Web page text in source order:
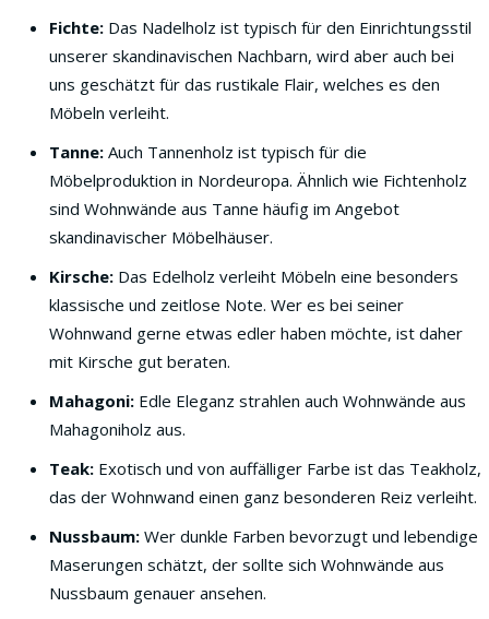
Fichte: Das Nadelholz ist typisch für den Einrichtungsstil
unserer skandinavischen Nachbarn, wird aber auch bei
uns geschätzt für das rustikale Flair, welches es den
Möbeln verleiht.
Tanne: Auch Tannenholz ist typisch für die
Möbelproduktion in Nordeuropa. Ähnlich wie Fichtenholz
sind Wohnwände aus Tanne häufig im Angebot
skandinavischer Möbelhäuser.
Kirsche: Das Edelholz verleiht Möbeln eine besonders
klassische und zeitlose Note. Wer es bei seiner
Wohnwand gerne etwas edler haben möchte, ist daher
mit Kirsche gut beraten.
Mahagoni: Edle Eleganz strahlen auch Wohnwände aus
Mahagoniholz aus.
Teak: Exotisch und von auffälliger Farbe ist das Teakholz,
das der Wohnwand einen ganz besonderen Reiz verleiht.
Nussbaum: Wer dunkle Farben bevorzugt und lebendige
Maserungen schätzt, der sollte sich Wohnwände aus
Nussbaum genauer ansehen.